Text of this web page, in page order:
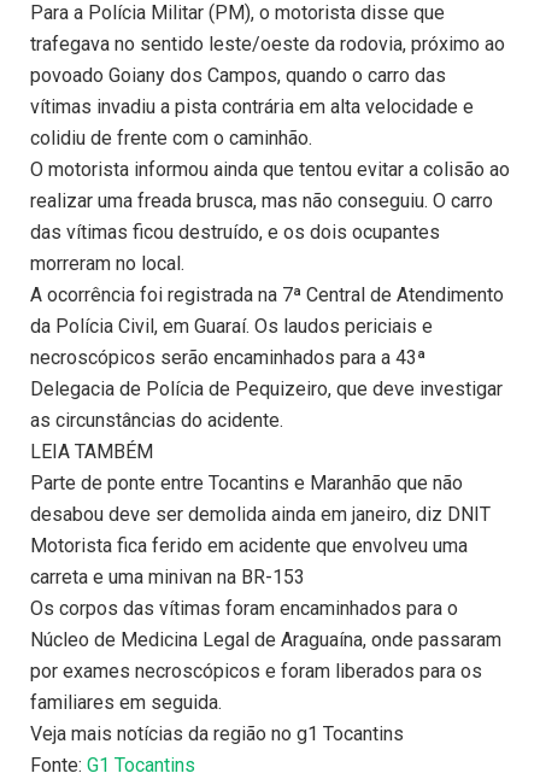
Para a Polícia Militar (PM), o motorista disse que
trafegava no sentido leste/oeste da rodovia, próximo ao
povoado Goiany dos Campos, quando o carro das
vítimas invadiu a pista contrária em alta velocidade e
colidiu de frente com o caminhão.
O motorista informou ainda que tentou evitar a colisão ao
realizar uma freada brusca, mas não conseguiu. O carro
das vítimas ficou destruído, e os dois ocupantes
morreram no local.
A ocorrência foi registrada na 7ª Central de Atendimento
da Polícia Civil, em Guaraí. Os laudos periciais e
necroscópicos serão encaminhados para a 43ª
Delegacia de Polícia de Pequizeiro, que deve investigar
as circunstâncias do acidente.
LEIA TAMBÉM
Parte de ponte entre Tocantins e Maranhão que não
desabou deve ser demolida ainda em janeiro, diz DNIT
Motorista fica ferido em acidente que envolveu uma
carreta e uma minivan na BR-153
Os corpos das vítimas foram encaminhados para o
Núcleo de Medicina Legal de Araguaína, onde passaram
por exames necroscópicos e foram liberados para os
familiares em seguida.
Veja mais notícias da região no g1 Tocantins
Fonte: G1 Tocantins